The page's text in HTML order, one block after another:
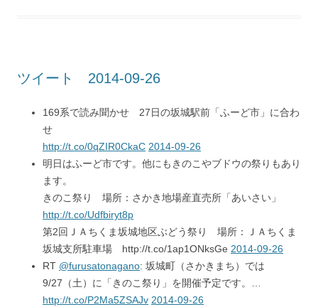
ツイート 2014-09-26
169系で読み聞かせ 27日の坂城駅前「ふーど市」に合わ
せ
http://t.co/0qZIR0CkaC 2014-09-26
明日はふーど市です。他にもきのこやブドウの祭りもあり
ます。
きのこ祭り 場所：さかき地場産直売所「あいさい」
http://t.co/Udfbiryt8p
第2回ＪＡちくま坂城地区ぶどう祭り 場所：ＪＡちくま
坂城支所駐車場 http://t.co/1ap1ONksGe 2014-09-26
RT @furusatonagano: 坂城町（さかきまち）では
9/27（土）に「きのこ祭り」を開催予定です。…
http://t.co/P2Ma5ZSAJv 2014-09-26